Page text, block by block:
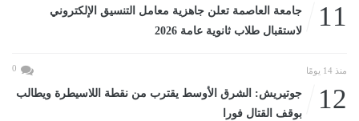
11
جامعة العاصمة تعلن جاهزية معامل التنسيق الإلكتروني
لاستقبال طلاب ثانوية عامة 2026
منذ 14 يومًا 0
12
جوتيريش: الشرق الأوسط يقترب من نقطة اللاسيطرة ويطالب
بوقف القتال فورا